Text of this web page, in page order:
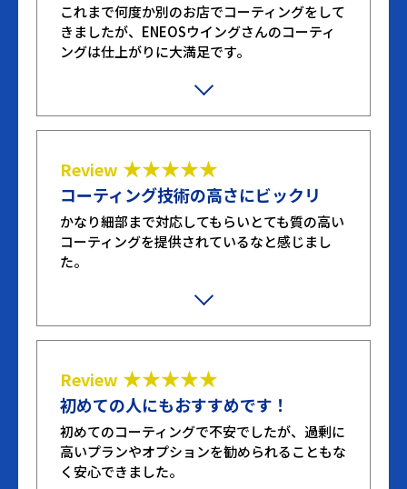
これまで何度か別のお店でコーティングをして
きましたが、ENEOSウイングさんのコーティ
ングは仕上がりに大満足です。
ましたが、わかりやすく明確な回答をもらっ
て、対応もすごく良かったです。ありがとうご
ざいました！
Review ★★★★★
コーティング技術の高さにビックリ
かなり細部まで対応してもらいとても質の高い
コーティングを提供されているなと感じまし
た。
Review ★★★★★
初めての人にもおすすめです！
初めてのコーティングで不安でしたが、過剰に
高いプランやオプションを勧められることもな
く安心できました。